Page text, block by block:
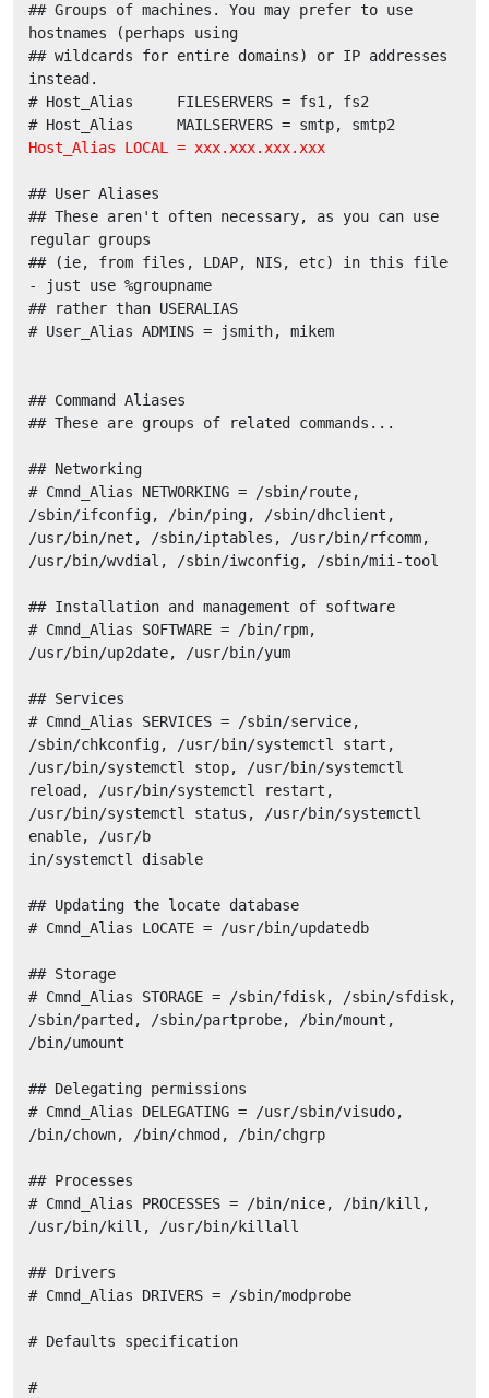
## Groups of machines. You may prefer to use
hostnames (perhaps using
## wildcards for entire domains) or IP addresses
instead.
# Host_Alias     FILESERVERS = fs1, fs2
Host_Alias LOCAL = xxx.xxx.xxx.xxx
## User Aliases
## These aren't often necessary, as you can use
regular groups
## (ie, from files, LDAP, NIS, etc) in this file
- just use %groupname
## rather than USERALIAS
# User_Alias ADMINS = jsmith, mikem
## Command Aliases
## These are groups of related commands...
## Networking
# Cmnd_Alias NETWORKING = /sbin/route,
/sbin/ifconfig, /bin/ping, /sbin/dhclient,
/usr/bin/net, /sbin/iptables, /usr/bin/rfcomm,
/usr/bin/wvdial, /sbin/iwconfig, /sbin/mii-tool
## Installation and management of software
# Cmnd_Alias SOFTWARE = /bin/rpm,
/usr/bin/up2date, /usr/bin/yum
## Services
# Cmnd_Alias SERVICES = /sbin/service,
/sbin/chkconfig, /usr/bin/systemctl start,
/usr/bin/systemctl stop, /usr/bin/systemctl
reload, /usr/bin/systemctl restart,
/usr/bin/systemctl status, /usr/bin/systemctl
enable, /usr/b
in/systemctl disable
## Updating the locate database
# Cmnd_Alias LOCATE = /usr/bin/updatedb
## Storage
# Cmnd_Alias STORAGE = /sbin/fdisk, /sbin/sfdisk,
/sbin/parted, /sbin/partprobe, /bin/mount,
/bin/umount
## Delegating permissions
# Cmnd_Alias DELEGATING = /usr/sbin/visudo,
/bin/chown, /bin/chmod, /bin/chgrp
## Processes
# Cmnd_Alias PROCESSES = /bin/nice, /bin/kill,
/usr/bin/kill, /usr/bin/killall
## Drivers
# Cmnd_Alias DRIVERS = /sbin/modprobe
# Defaults specification
#